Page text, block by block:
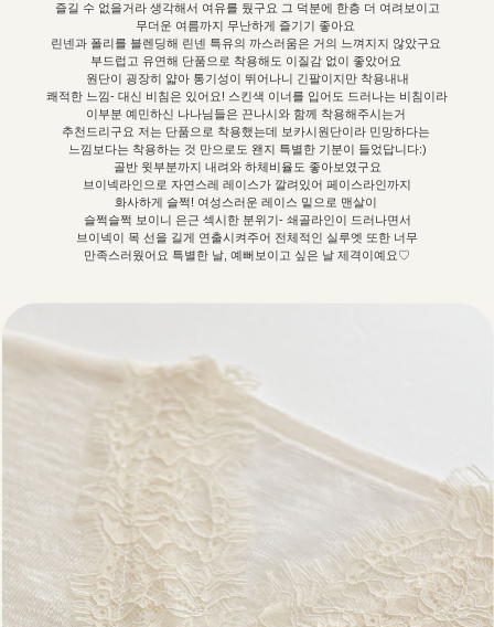
즐길 수 없을거라 생각해서 여유를 뒀구요 그 덕분에 한층 더 여려보이고
무더운 여름까지 무난하게 즐기기 좋아요
린넨과 폴리를 블렌딩해 린넨 특유의 까스러움은 거의 느껴지지 않았구요
부드럽고 유연해 단품으로 착용해도 이질감 없이 좋았어요
원단이 굉장히 얇아 통기성이 뛰어나니 긴팔이지만 착용내내
쾌적한 느낌- 대신 비침은 있어요! 스킨색 이너를 입어도 드러나는 비침이라
이부분 예민하신 나나님들은 끈나시와 함께 착용해주시는거
추천드리구요 저는 단품으로 착용했는데 보카시원단이라 민망하다는
느낌보다는 착용하는 것 만으로도 왠지 특별한 기분이 들었답니다:)
골반 윗부분까지 내려와 하체비율도 좋아보였구요
브이넥라인으로 자연스레 레이스가 깔려있어 페이스라인까지
화사하게 슬쩍! 여성스러운 레이스 밑으로 맨살이
슬쩍슬쩍 보이니 은근 섹시한 분위기- 쇄골라인이 드러나면서
브이넥이 목 선을 길게 연출시켜주어 전체적인 실루엣 또한 너무
만족스러웠어요 특별한 날, 예뻐보이고 싶은 날 제격이예요♡